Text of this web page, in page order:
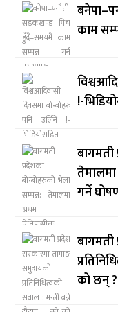
काम
!-
बागमती
तेमालमा
गर्ने
को छन् ?